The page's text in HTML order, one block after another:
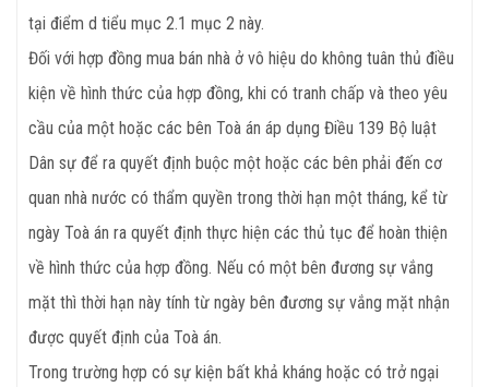
tại điểm d tiểu mục 2.1 mục 2 này.
Đối với hợp đồng mua bán nhà ở vô hiệu do không tuân thủ điều
kiện về hình thức của hợp đồng, khi có tranh chấp và theo yêu
cầu của một hoặc các bên Toà án áp dụng Điều 139 Bộ luật
Dân sự để ra quyết định buộc một hoặc các bên phải đến cơ
quan nhà nước có thẩm quyền trong thời hạn một tháng, kể từ
ngày Toà án ra quyết định thực hiện các thủ tục để hoàn thiện
về hình thức của hợp đồng. Nếu có một bên đương sự vắng
mặt thì thời hạn này tính từ ngày bên đương sự vắng mặt nhận
được quyết định của Toà án.
Trong trường hợp có sự kiện bất khả kháng hoặc có trở ngại